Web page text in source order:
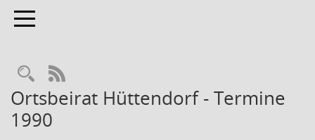
Toggle navigation
Rechercheauswahl
RSS-Feed
Ortsbeirat Hüttendorf - Termine
1990